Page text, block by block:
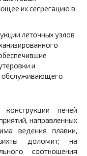
их сегрегацию в
леточных узлов
и
обслуживающего
печей
направленных
ведения плавки,
доломит; на
соотношения